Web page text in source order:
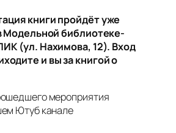
книги пройдёт уже
Модельной библиотеке-
(ул. Нахимова, 12). Вход
и вы за книгой о
мероприятия
Ютуб канале